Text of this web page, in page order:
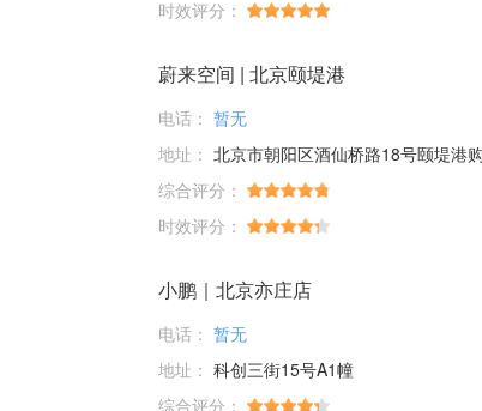
时效评分：
蔚来空间 | 北京颐堤港
电话： 暂无
地址： 北京市朝阳区酒仙桥路18号颐堤港
综合评分：
时效评分：
小鹏｜北京亦庄店
电话： 暂无
地址： 科创三街15号A1幢
综合评分：